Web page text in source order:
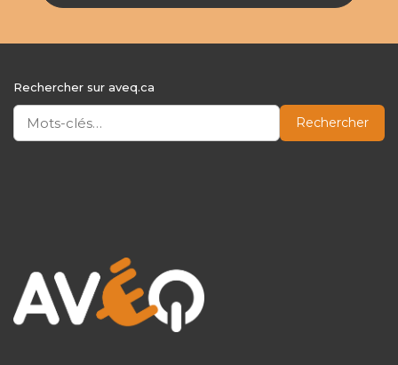
Rechercher sur aveq.ca
Rechercher